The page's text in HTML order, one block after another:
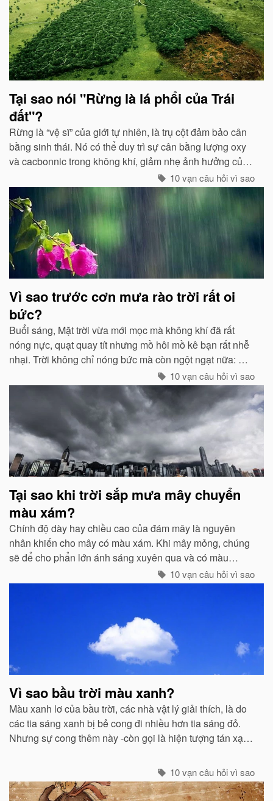
Tại sao nói "Rừng là lá phổi của Trái
đất"?
Rừng là “vệ sĩ” của giới tự nhiên, là trụ cột đảm bảo cân
bằng sinh thái. Nó có thể duy trì sự cân bằng lượng oxy
và cacbonnic trong không khí, giảm nhẹ ảnh hưởng của
các chất thải, khí độc gây nên ô nhiễm, làm trong sạch
môi trường...
10 vạn câu hỏi vì sao
Vì sao trước cơn mưa rào trời rất oi
bức?
Buổi sáng, Mặt trời vừa mới mọc mà không khí đã rất
nóng nực, quạt quay tít nhưng mồ hôi mồ kê bạn rất nhễ
nhại. Trời không chỉ nóng bức mà còn ngột ngạt nữa: Đó
chính là dấu hiệu bắt đẩu của một cơn mưa rào...
10 vạn câu hỏi vì sao
Tại sao khi trời sắp mưa mây chuyển
màu xám?
Chính độ dày hay chiều cao của đám mây là nguyên
nhân khiến cho mây có màu xám. Khi mây mỏng, chúng
sẽ để cho phẩn lớn ánh sáng xuyên qua và có màu
10 vạn câu hỏi vì sao
Vì sao bầu trời màu xanh?
Màu xanh lơ của bầu trời, các nhà vật lý giải thích, là do
các tia sáng xanh bị bẻ cong đi nhiều hơn tia sáng đỏ.
Nhưng sự cong thêm này -còn gọi là hiện tượng tán xạ -
10 vạn câu hỏi vì sao